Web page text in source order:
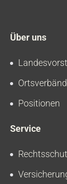
Über uns
Positionen
Service